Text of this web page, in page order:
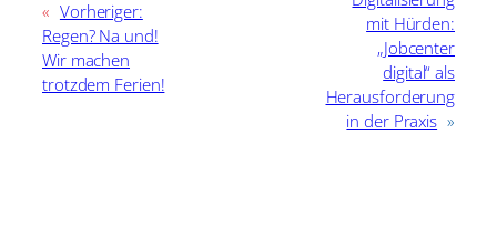
« Vorheriger:
Regen? Na und!
Wir machen
trotzdem Ferien!
mit Hürden:
„Jobcenter
digital“ als
Herausforderung
in der Praxis »